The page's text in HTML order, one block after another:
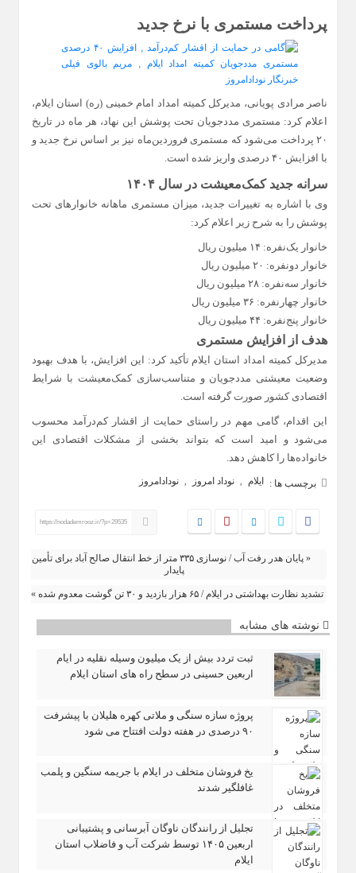
پرداخت مستمری با نرخ جدید
ناصر مرادی پویانی، مدیرکل کمیته امداد امام خمینی (ره) استان ایلام،
اعلام کرد: مستمری مددجویان تحت پوشش این نهاد، هر ماه در تاریخ
۲۰ پرداخت می‌شود که مستمری فروردین‌ماه نیز بر اساس نرخ جدید و
با افزایش ۴۰ درصدی واریز شده است.
سرانه جدید کمک‌معیشت در سال ۱۴۰۴
وی با اشاره به تغییرات جدید، میزان مستمری ماهانه خانوارهای تحت
پوشش را به شرح زیر اعلام کرد:
خانوار یک‌نفره: ۱۴ میلیون ریال
خانوار دونفره: ۲۰ میلیون ریال
خانوار سه‌نفره: ۲۸ میلیون ریال
خانوار چهار‌نفره: ۳۶ میلیون ریال
خانوار پنج‌نفره: ۴۴ میلیون ریال
هدف از افزایش مستمری
مدیرکل کمیته امداد استان ایلام تأکید کرد: این افزایش، با هدف بهبود
وضعیت معیشتی مددجویان و متناسب‌سازی کمک‌معیشت با شرایط
اقتصادی کشور صورت گرفته است.
این اقدام، گامی مهم در راستای حمایت از اقشار کم‌درآمد محسوب
می‌شود و امید است که بتواند بخشی از مشکلات اقتصادی این
خانواده‌ها را کاهش دهد.
برچسب ها : ایلام , نوداد امروز , نودادامروز
https://nodademrooz.ir/?p=29535
« پایان هدر رفت آب / نوسازی ۳۳۵ متر از خط انتقال صالح آباد برای تأمین
پایدار
تشدید نظارت بهداشتی در ایلام / ۶۵ هزار بازدید و ۳۰ تن گوشت معدوم شده »
نوشته های مشابه
ثبت تردد بیش از یک میلیون وسیله نقلیه در ایام
اربعین حسینی در سطح راه‌ های استان ایلام
پروژه سازه سنگی و ملاتی کهره هلیلان با پیشرفت
۹۰ درصدی در هفته دولت افتتاح می شود
یخ‌ فروشان متخلف در ایلام با جریمه سنگین و پلمب
غافلگیر شدند
تجلیل از رانندگان ناوگان آبرسانی و پشتیبانی
اربعین ۱۴۰۵ توسط شرکت آب و فاضلاب استان
ایلام